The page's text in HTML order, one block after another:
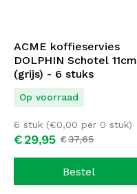
ACME koffieservies
DOLPHIN Schotel 11cm
(grijs) - 6 stuks
Op voorraad
€37,65
€29,95
6 stuk (€0,00 per 0 stuk)
Bestel